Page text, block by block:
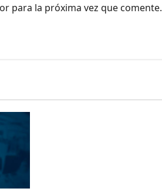
para la próxima vez que comente.